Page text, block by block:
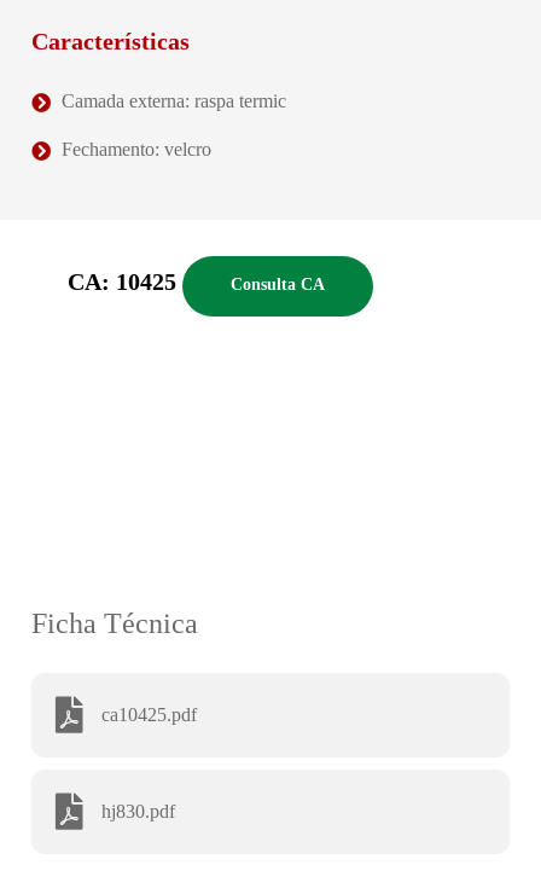
Características
Camada externa: raspa termic
Fechamento: velcro
CA: 10425 Consulta CA
Ficha Técnica
ca10425.pdf
hj830.pdf